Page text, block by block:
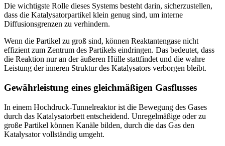
Die wichtigste Rolle dieses Systems besteht darin, sicherzustellen,
dass die Katalysatorpartikel klein genug sind, um interne
Diffusionsgrenzen zu verhindern.
Wenn die Partikel zu groß sind, können Reaktantengase nicht
effizient zum Zentrum des Partikels eindringen. Das bedeutet, dass
die Reaktion nur an der äußeren Hülle stattfindet und die wahre
Leistung der inneren Struktur des Katalysators verborgen bleibt.
Gewährleistung eines gleichmäßigen Gasflusses
In einem Hochdruck-Tunnelreaktor ist die Bewegung des Gases
durch das Katalysatorbett entscheidend. Unregelmäßige oder zu
große Partikel können Kanäle bilden, durch die das Gas den
Katalysator vollständig umgeht.